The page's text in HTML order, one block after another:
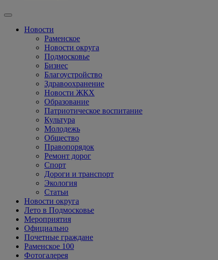
Новости
Раменское
Новости округа
Подмосковье
Бизнес
Благоустройство
Здравоохранение
Новости ЖКХ
Образование
Патриотическое воспитание
Культура
Молодежь
Общество
Правопорядок
Ремонт дорог
Спорт
Дороги и транспорт
Экология
Статьи
Новости округа
Лето в Подмосковье
Мероприятия
Официально
Почетные граждане
Раменское 100
Фотогалерея